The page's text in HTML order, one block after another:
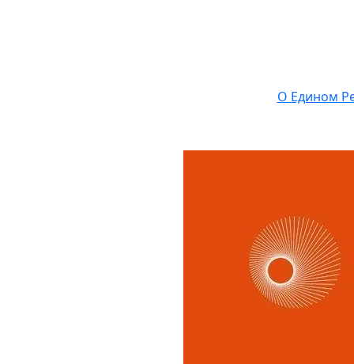
О Едином